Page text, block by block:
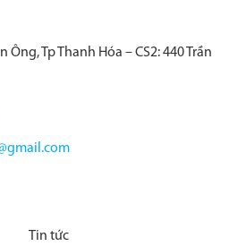
Ông, Tp Thanh Hóa – CS2: 440 Trần
Tin tức